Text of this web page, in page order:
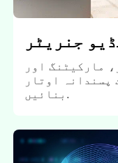
جنریٹر
مارکیٹنگ اور
پسندانہ اوتار
بنائیں.